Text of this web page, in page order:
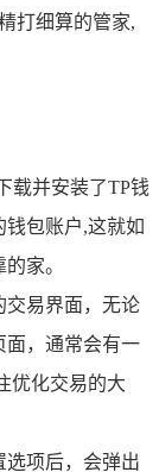
打细算的管家,
载并安装了TP钱
包账户,这就如
家。
交易界面，无论
面，通常会有一
优化交易的大
选项后，会弹出